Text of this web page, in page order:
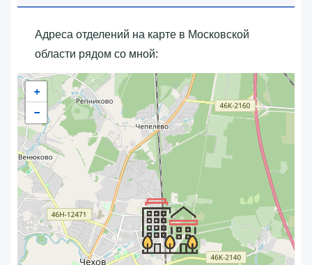
Адреса отделений на карте в Московской
области рядом со мной:
+
−